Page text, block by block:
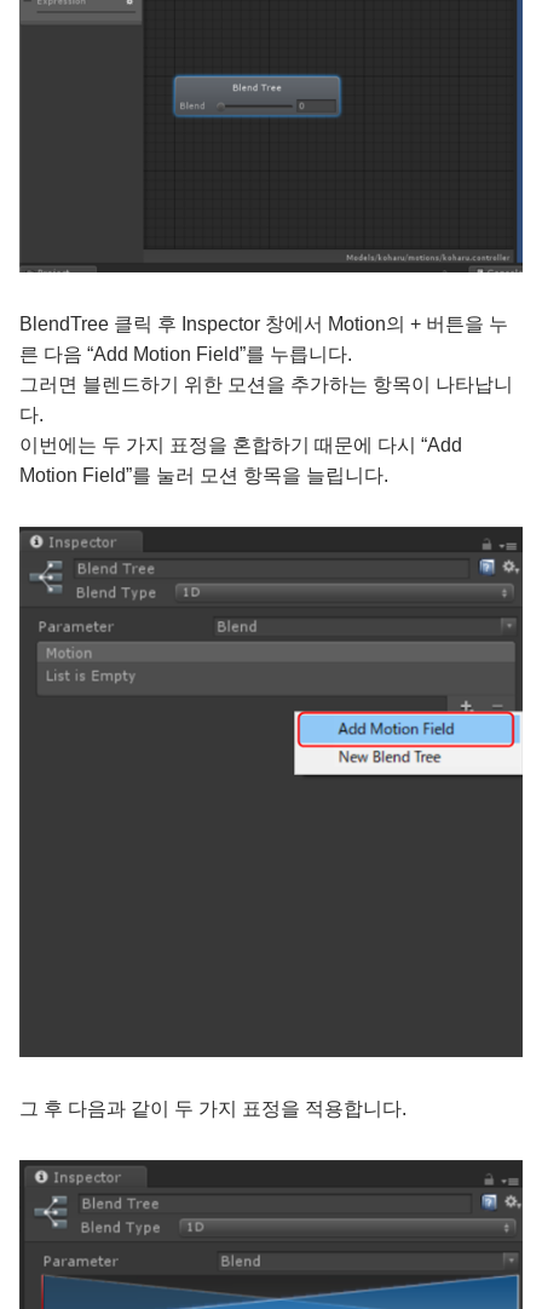
BlendTree 클릭 후 Inspector 창에서 Motion의 + 버튼을 누
른 다음 “Add Motion Field”를 누릅니다.
그러면 블렌드하기 위한 모션을 추가하는 항목이 나타납니
다.
이번에는 두 가지 표정을 혼합하기 때문에 다시 “Add
Motion Field”를 눌러 모션 항목을 늘립니다.
그 후 다음과 같이 두 가지 표정을 적용합니다.